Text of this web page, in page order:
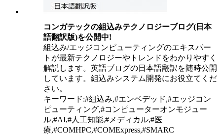
コンガテックの組込みテクノロジーブログ(日本
語翻訳版)を公開中!
組込み/エッジコンピューティングのエキスパー
トが最新テクノロジーやトレンドをわかりやすく
解説します。英語ブログの日本語翻訳を随時公開
しています。組込みシステム開発にお役立てくだ
さい。
キーワード:#組込み,#エンベデッド,#エッジコン
ピューティング,#コンピューターオンモジュー
ル,#AI,#人工知能,#メディカル,#医
療,#COMHPC,#COMExpress,#SMARC